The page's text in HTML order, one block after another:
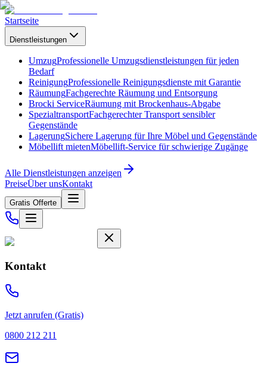
Startseite
Dienstleistungen
UmzugProfessionelle Umzugsdienstleistungen für jeden
Bedarf
ReinigungProfessionelle Reinigungsdienste mit Garantie
RäumungFachgerechte Räumung und Entsorgung
Brocki ServiceRäumung mit Brockenhaus-Abgabe
SpezialtransportFachgerechter Transport sensibler
Gegenstände
LagerungSichere Lagerung für Ihre Möbel und Gegenstände
Möbellift mietenMöbellift-Service für schwierige Zugänge
Alle Dienstleistungen anzeigen
PreiseÜber unsKontakt
Gratis Offerte
Kontakt
Jetzt anrufen (Gratis)
0800 212 211